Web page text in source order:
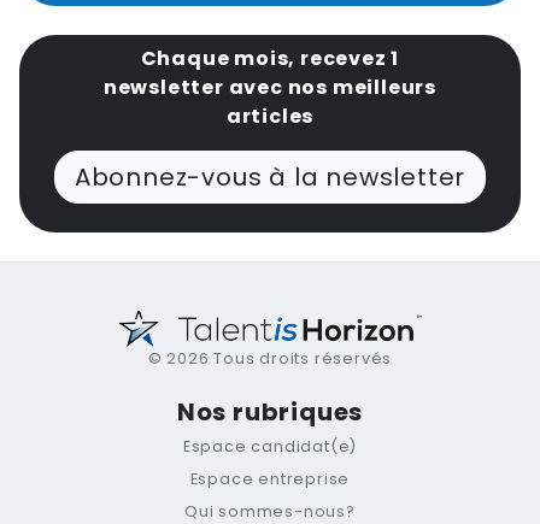
Chaque mois, recevez 1
newsletter avec nos meilleurs
articles
Abonnez-vous à la newsletter
© 2026 Tous droits réservés
Nos rubriques
Espace candidat(e)
Espace entreprise
Qui sommes-nous?